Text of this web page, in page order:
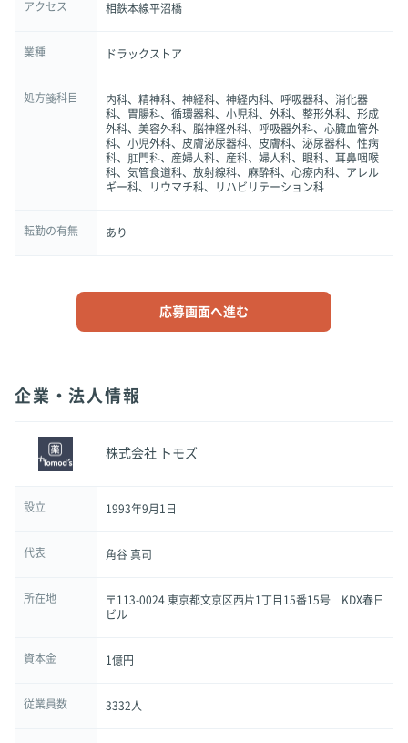
アクセス 相鉄本線平沼橋
業種 ドラックストア
処方箋科目
内科、精神科、神経科、神経内科、呼吸器科、消化器
科、胃腸科、循環器科、小児科、外科、整形外科、形成
外科、美容外科、脳神経外科、呼吸器外科、心臓血管外
科、小児外科、皮膚泌尿器科、皮膚科、泌尿器科、性病
科、肛門科、産婦人科、産科、婦人科、眼科、耳鼻咽喉
科、気管食道科、放射線科、麻酔科、心療内科、アレル
ギー科、リウマチ科、リハビリテーション科
転勤の有無 あり
応募画面へ進む
企業・法人情報
株式会社 トモズ
設立 1993年9月1日
代表 角谷 真司
所在地
〒113-0024 東京都文京区西片1丁目15番15号 KDX春日
ビル
資本金 1億円
従業員数 3332人